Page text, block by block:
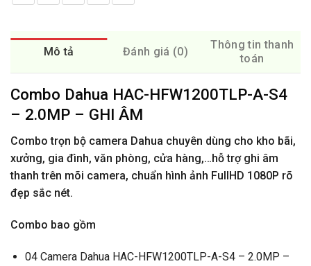
Mô tả Đánh giá (0)
Thông tin thanh
toán
Combo Dahua HAC-HFW1200TLP-A-S4
– 2.0MP – GHI ÂM
Combo trọn bộ camera Dahua chuyên dùng cho kho bãi,
xưởng, gia đình, văn phòng, cửa hàng,…hỗ trợ ghi âm
thanh trên mõi camera, chuẩn hình ảnh FullHD 1080P rõ
đẹp sắc nét.
Combo bao gồm
04 Camera Dahua HAC-HFW1200TLP-A-S4 – 2.0MP –